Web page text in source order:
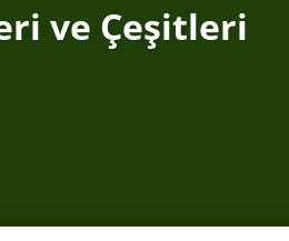
ve Çeşitleri